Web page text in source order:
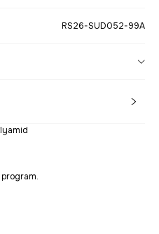
RS26-SUD052-99A